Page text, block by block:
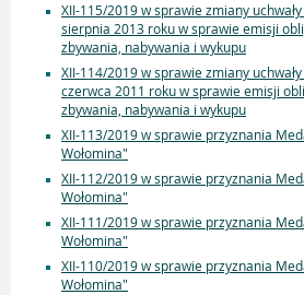
XII-115/2019 w sprawie zmiany
sierpnia 2013 roku w sprawie emisji
zbywania, nabywania i wykupu
XII-114/2019 w sprawie zmiany
czerwca 2011 roku w sprawie emisji
zbywania, nabywania i wykupu
XII-113/2019 w sprawie przyznania
Wołomina"
XII-112/2019 w sprawie przyznania
Wołomina"
XII-111/2019 w sprawie przyznania
Wołomina"
XII-110/2019 w sprawie przyznania
Wołomina"